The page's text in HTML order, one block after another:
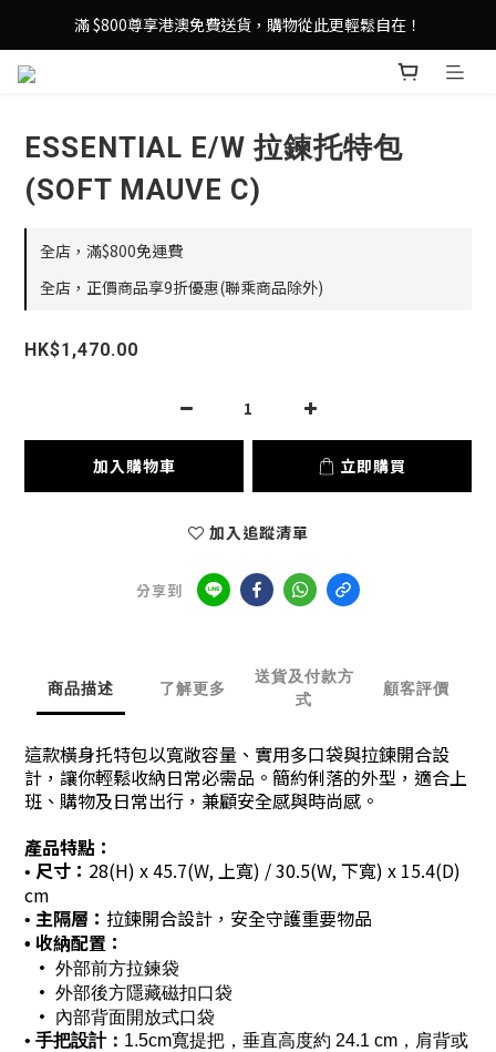
登記成為 LeSportsac網店會員，即享 HK$50 購物金禮遇！
滿 $800尊享港澳免費送貨，購物從此更輕鬆自在！
登記成為 LeSportsac網店會員，即享 HK$50 購物金禮遇！
ESSENTIAL E/W 拉鍊托特包
(SOFT MAUVE C)
全店，滿$800免運費
全店，正價商品享9折優惠(聯乘商品除外)
HK$1,470.00
加入購物車 立即購買
加入追蹤清單
分享到
商品描述 了解更多
送貨及付款方
式
顧客評價
這款橫身托特包以寬敞容量、實用多口袋與拉鍊開合設
計，讓你輕鬆收納日常必需品。簡約俐落的外型，適合上
班、購物及日常出行，兼顧安全感與時尚感。
產品特點：
• 尺寸： 28(H) x 45.7(W, 上寬) / 30.5(W, 下寬) x 15.4(D)
cm
• 主隔層： 拉鍊開合設計，安全守護重要物品
• 收納配置：
• 外部前方拉鍊袋
• 外部後方隱藏磁扣口袋
•
內部背面開放式口袋
• 手把設計： 1.5cm寬提把，垂直高度約 24.1 cm，肩背或